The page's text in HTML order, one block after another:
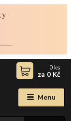
Menu
0 ks
za 0 Kč